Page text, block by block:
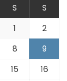
S
S
1
2
8
9
15
16